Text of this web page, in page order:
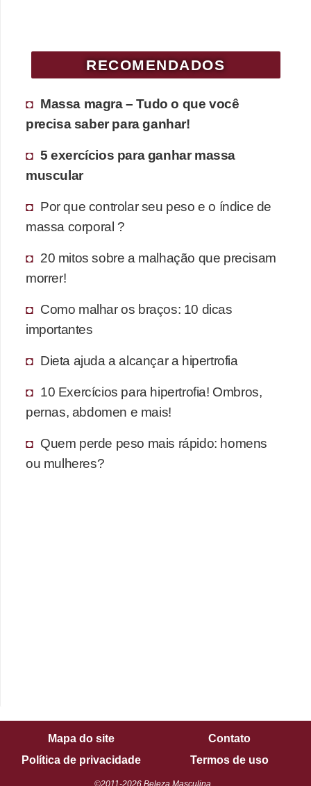
RECOMENDADOS
Massa magra – Tudo o que você
precisa saber para ganhar!
5 exercícios para ganhar massa
muscular
Por que controlar seu peso e o índice de
massa corporal ?
20 mitos sobre a malhação que precisam
morrer!
Como malhar os braços: 10 dicas
importantes
Dieta ajuda a alcançar a hipertrofia
10 Exercícios para hipertrofia! Ombros,
pernas, abdomen e mais!
Quem perde peso mais rápido: homens
ou mulheres?
Mapa do site
Contato
Política de privacidade
Termos de uso